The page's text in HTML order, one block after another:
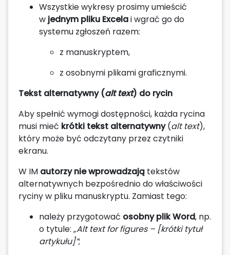
Wszystkie wykresy prosimy umieścić
w jednym pliku Excelai wgrać go do
systemu zgłoszeń razem:
z manuskryptem,
z osobnymi plikami graficznymi.
Tekst alternatywny (alt text) do rycin
Aby spełnić wymogi dostępności, każda rycina
musi mieć krótki tekst alternatywny(alt text),
który może być odczytany przez czytniki
ekranu.
W IM autorzy nie wprowadzają tekstów
alternatywnych bezpośrednio do właściwości
ryciny w pliku manuskryptu. Zamiast tego:
należy przygotować osobny plik Word, np.
o tytule: „Alt text for figures – [krótki tytuł
artykułu]”;